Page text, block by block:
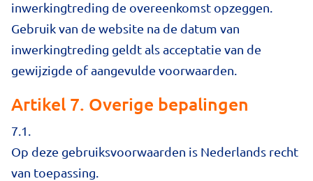
inwerkingtreding de overeenkomst opzeggen.
Gebruik van de website na de datum van
inwerkingtreding geldt als acceptatie van de
gewijzigde of aangevulde voorwaarden.
Artikel 7. Overige bepalingen
7.1.
Op deze gebruiksvoorwaarden is Nederlands recht
van toepassing.